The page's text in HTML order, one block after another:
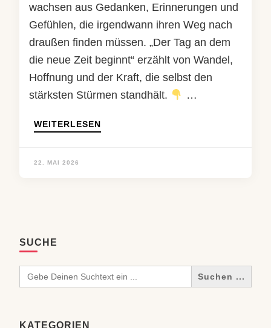
wachsen aus Gedanken, Erinnerungen und
Gefühlen, die irgendwann ihren Weg nach
draußen finden müssen. „Der Tag an dem
die neue Zeit beginnt“ erzählt von Wandel,
Hoffnung und der Kraft, die selbst den
stärksten Stürmen standhält.
…
WEITERLESEN
22. MAI 2026
SUCHE
Search
for:
KATEGORIEN